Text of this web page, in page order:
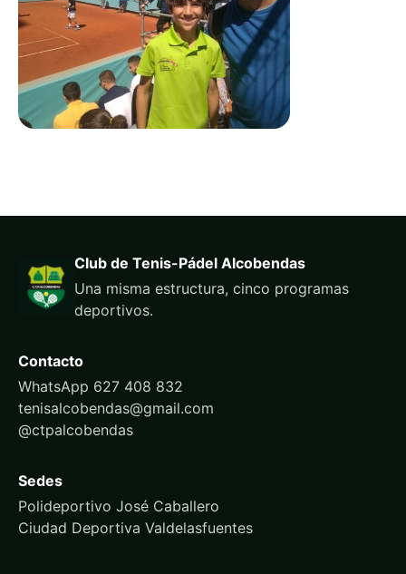
Club de Tenis-Pádel Alcobendas
Una misma estructura, cinco programas
deportivos.
Contacto
WhatsApp 627 408 832
tenisalcobendas@gmail.com
@ctpalcobendas
Sedes
Polideportivo José Caballero
Ciudad Deportiva Valdelasfuentes